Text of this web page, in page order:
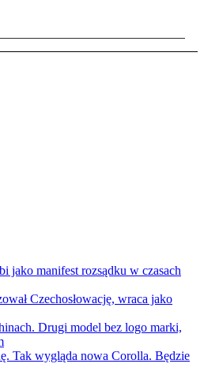
jako manifest rozsądku w czasach
Czechosłowację, wraca jako
Drugi model bez logo marki,
Tak wygląda nowa Corolla. Będzie